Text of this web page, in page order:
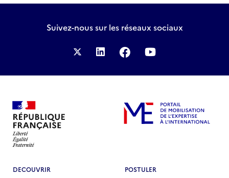
Suivez-noussur les réseaux sociaux
DECOUVRIR POSTULER